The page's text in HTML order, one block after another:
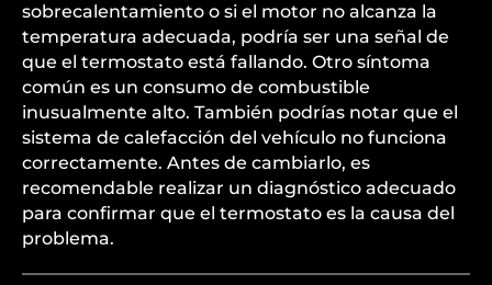
sobrecalentamiento o si el motor no alcanza la
temperatura adecuada, podría ser una señal de
que el termostato está fallando. Otro síntoma
común es un consumo de combustible
inusualmente alto. También podrías notar que el
sistema de calefacción del vehículo no funciona
correctamente. Antes de cambiarlo, es
recomendable realizar un diagnóstico adecuado
para confirmar que el termostato es la causa del
problema.